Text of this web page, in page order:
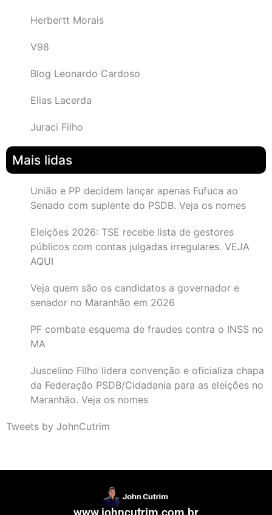
Herbertt Morais
V98
Blog Leonardo Cardoso
Elias Lacerda
Juraci Filho
Mais lidas
União e PP decidem lançar apenas Fufuca ao
Senado com suplente do PSDB. Veja os nomes
Eleições 2026: TSE recebe lista de gestores
públicos com contas julgadas irregulares. VEJA
AQUI
Veja quem são os candidatos a governador e
senador no Maranhão em 2026
PF combate esquema de fraudes contra o INSS no
MA
Juscelino Filho lidera convenção e oficializa chapa
da Federação PSDB/Cidadania para as eleições no
Maranhão. Veja os nomes
Tweets by JohnCutrim